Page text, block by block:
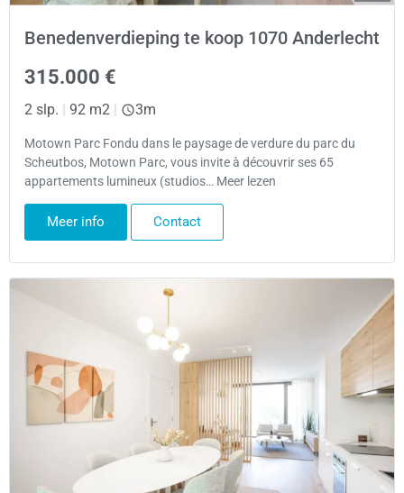
Benedenverdieping te koop 1070 Anderlecht
315.000 €
2 slp. 92 m2 3m
Motown Parc Fondu dans le paysage de verdure du parc du
Scheutbos, Motown Parc, vous invite à découvrir ses 65
appartements lumineux (studios… Meer lezen
Meer info Contact